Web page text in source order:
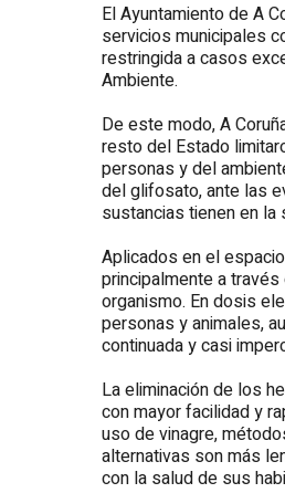
El Ayuntamiento de A
servicios municipales
restringida a casos
Ambiente.
De este modo, A
resto del Estado
personas y del
del glifosato, ante las
sustancias tienen en
Aplicados en el
principalmente a
organismo. En dosis
personas y animales,
continuada y casi
La eliminación de los
con mayor facilidad y
uso de vinagre,
alternativas son más
con la salud de sus